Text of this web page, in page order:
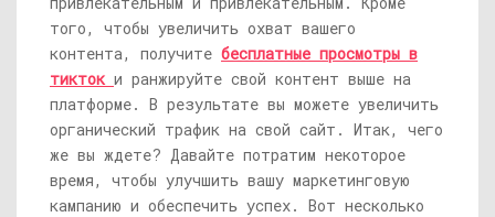
того, чтобы увеличить охват вашего
контента, получите бесплатные просмотры в
тикток и ранжируйте свой контент выше на
платформе. В результате вы можете увеличить
органический трафик на свой сайт. Итак, чего
же вы ждете? Давайте потратим некоторое
время, чтобы улучшить вашу маркетинговую
кампанию и обеспечить успех. Вот несколько